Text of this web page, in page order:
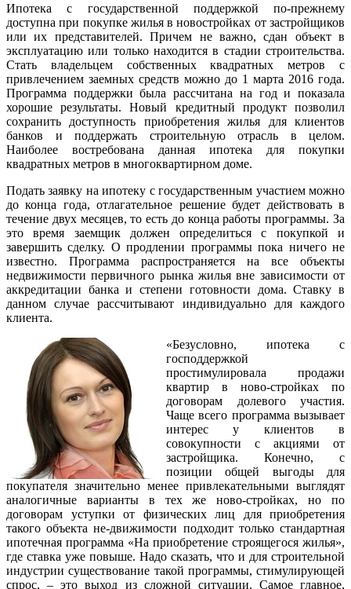
Ипотека с государственной поддержкой по-прежнему
доступна при покупке жилья в новостройках от застройщиков
или их представителей. Причем не важно, сдан объект в
эксплуатацию или только находится в стадии строительства.
Стать владельцем собственных квадратных метров с
привлечением заемных средств можно до 1 марта 2016 года.
Программа поддержки была рассчитана на год и показала
хорошие результаты. Новый кредитный продукт позволил
сохранить доступность приобретения жилья для клиентов
банков и поддержать строительную отрасль в целом.
Наиболее востребована данная ипотека для покупки
квадратных метров в многоквартирном доме.
Подать заявку на ипотеку с государственным участием можно
до конца года, отлагательное решение будет действовать в
течение двух месяцев, то есть до конца работы программы. За
это время заемщик должен определиться с покупкой и
завершить сделку. О продлении программы пока ничего не
известно. Программа распространяется на все объекты
недвижимости первичного рынка жилья вне зависимости от
аккредитации банка и степени готовности дома. Ставку в
данном случае рассчитывают индивидуально для каждого
клиента.
«Безусловно, ипотека с
господдержкой
простимулировала продажи
квартир в ново-стройках по
договорам долевого участия.
Чаще всего программа вызывает
интерес у клиентов в
совокупности с акциями от
застройщика. Конечно, с
позиции общей выгоды для
покупателя значительно менее привлекательными выглядят
аналогичные варианты в тех же ново-стройках, но по
договорам уступки от физических лиц для приобретения
такого объекта не-движимости подходит только стандартная
ипотечная программа «На приобретение строящегося жилья»,
где ставка уже повыше. Надо сказать, что и для строительной
индустрии существование такой программы, стимулирующей
спрос, – это выход из сложной ситуации. Самое главное,